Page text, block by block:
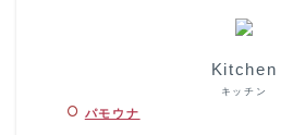
Kitchen
キッチン
パモウナ